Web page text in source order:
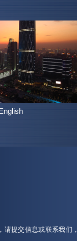
提交信息或联系我们，